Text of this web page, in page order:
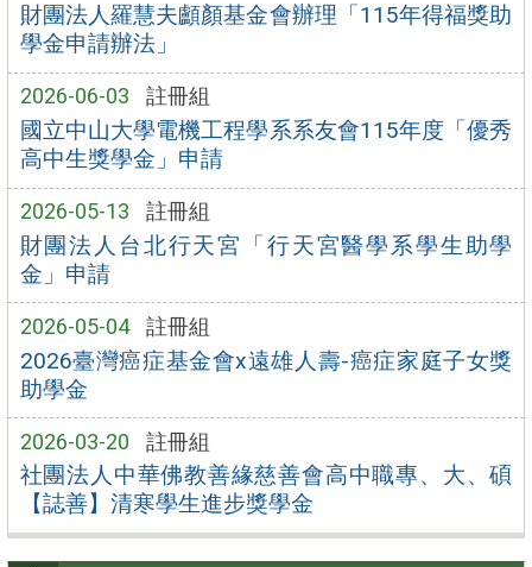
財團法人羅慧夫顱顏基金會辦理「115年得福獎助
學金申請辦法」
2026-06-03 註冊組
國立中山大學電機工程學系系友會115年度「優秀
高中生獎學金」申請
2026-05-13 註冊組
財團法人台北行天宮「行天宮醫學系學生助學
金」申請
2026-05-04 註冊組
2026臺灣癌症基金會x遠雄人壽-癌症家庭子女獎
助學金
2026-03-20 註冊組
社團法人中華佛教善緣慈善會高中職專、大、碩
【誌善】清寒學生進步獎學金